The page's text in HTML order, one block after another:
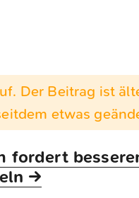
Der Beitrag ist
etwas
fordert
→